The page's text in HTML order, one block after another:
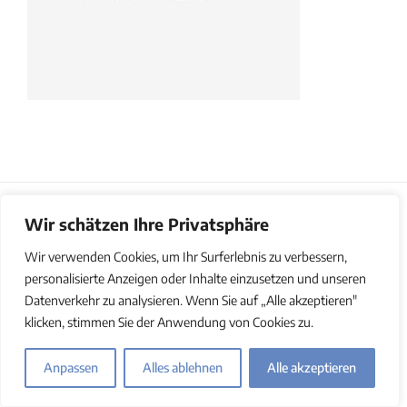
Wir schätzen Ihre Privatsphäre
Wir verwenden Cookies, um Ihr Surferlebnis zu verbessern,
personalisierte Anzeigen oder Inhalte einzusetzen und unseren
Datenverkehr zu analysieren. Wenn Sie auf „Alle akzeptieren"
klicken, stimmen Sie der Anwendung von Cookies zu.
Anpassen Alles ablehnen Alle akzeptieren
© Copyright 2011-2025 | REFLECTO | All Rights Reserved |
Impressum
Datenschutz | AGB |Barrierefreiheitserklärung